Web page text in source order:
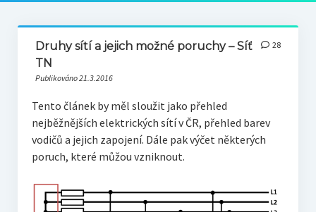
Druhy sítí a jejich možné poruchy – Síť
TN
Publikováno 21.3.2016
28
Tento článek by měl sloužit jako přehled
nejběžnějších elektrických sítí v ČR, přehled barev
vodičů a jejich zapojení. Dále pak výčet některých
poruch, které můžou vzniknout.